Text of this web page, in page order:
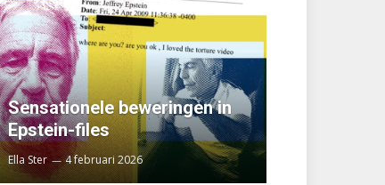
Sensationele beweringen in
Epstein-files
Ella Ster 4 februari 2026